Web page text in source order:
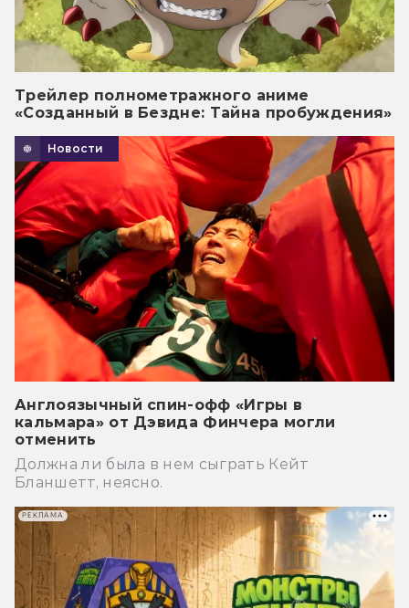
Трейлер полнометражного аниме
«Созданный в Бездне: Тайна пробуждения»
Новости
Англоязычный спин-офф «Игры в
кальмара» от Дэвида Финчера могли
отменить
Должна ли была в нем сыграть Кейт
Бланшетт, неясно.
РЕКЛАМА